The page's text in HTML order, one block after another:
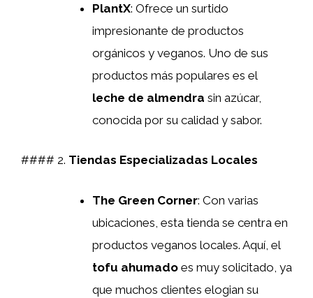
PlantX: Ofrece un surtido
impresionante de productos
orgánicos y veganos. Uno de sus
productos más populares es el
leche de almendra sin azúcar,
conocida por su calidad y sabor.
#### 2. Tiendas Especializadas Locales
The Green Corner: Con varias
ubicaciones, esta tienda se centra en
productos veganos locales. Aquí, el
tofu ahumado es muy solicitado, ya
que muchos clientes elogian su